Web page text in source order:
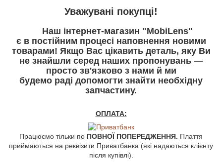
Уважувані покупці!
Наш інтернет-магазин "MobiLens"
є в постійним процесі наповнення новими
товарами! Якщо Вас цікавить деталь, яку Ви
не знайшли серед наших пропонувань —
просто зв'язково з нами й ми
будемо раді допомогти знайти необхідну
запчастину.
ОПЛАТА:
Працюємо тільки по ПОВНОЇ ПОПЕРЕДЖЕННЯ. Плаття
приймаються на реквізити Приватбанка (які надаються клієнту
після купівлі).